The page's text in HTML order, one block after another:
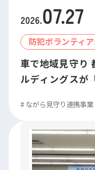
2026.07.27
防犯ボランティ
車で地域見守り
ルディングスが
#ながら見守り連携事業